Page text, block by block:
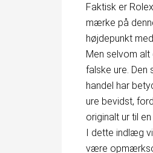
Faktisk er
mærke på
højdepunkt
Men selvom
falske ure.
handel har
ure bevidst,
originalt ur til en
I dette indlæg
være